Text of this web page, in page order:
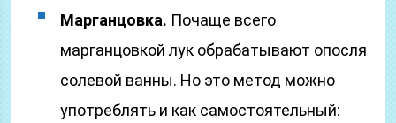
Марганцовка. Почаще всего
марганцовкой лук обрабатывают опосля
солевой ванны. Но это метод можно
употреблять и как самостоятельный: